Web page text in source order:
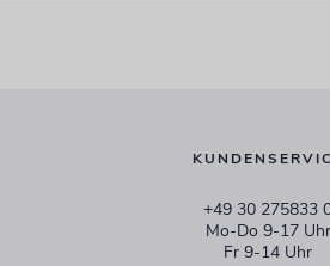
+49 30 275833
Mo-Do 9-17 Uhr
Fr 9-14 Uhr